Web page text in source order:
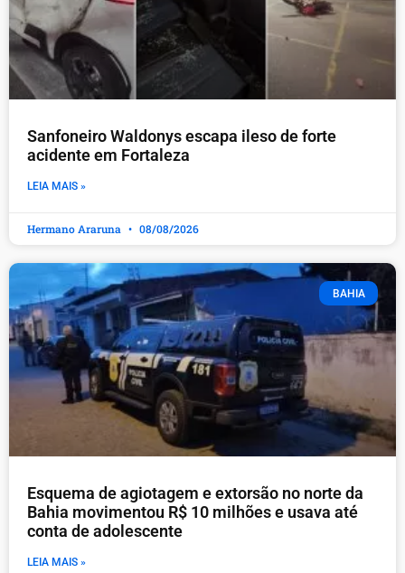
Sanfoneiro Waldonys escapa ileso de forte
acidente em Fortaleza
LEIA MAIS »
Hermano Araruna 08/08/2026
BAHIA
Esquema de agiotagem e extorsão no norte da
Bahia movimentou R$ 10 milhões e usava até
conta de adolescente
LEIA MAIS »